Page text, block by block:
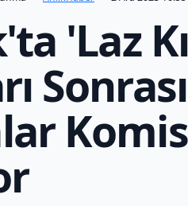
'Laz